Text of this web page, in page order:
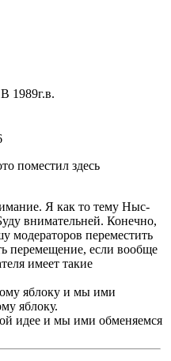
1989г.в.
поместил здесь
Я как то тему Ныс-
внимательней. Конечно,
модераторов переместить
перемещение, если вообще
имеет такие
яблоку и мы ими
яблоку.
идее и мы ими обменяемся